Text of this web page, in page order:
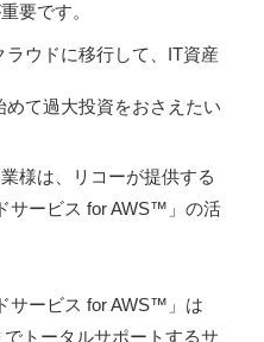
要です。
ウドに移行して、IT資産
て過大投資をおさえたい
様は、リコーが提供する
サービス for AWS™」の活
サービス for AWS™」は
トータルサポートするサ